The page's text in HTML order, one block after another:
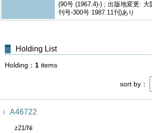
(90号 (1967.4)-) ; 出版地変更:
刊号-300号 1987.11刊)あり
Holding List
Holding 1 items
sort by
1 A46722
z21/Ni